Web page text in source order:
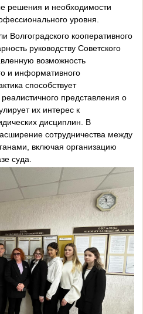
решения и необходимости
уровня.
Волгоградского кооперативного
руководству Советского
возможность
и информативного
способствует
представления о
их интерес к
дисциплин. В
сотрудничества между
включая организацию
суда.